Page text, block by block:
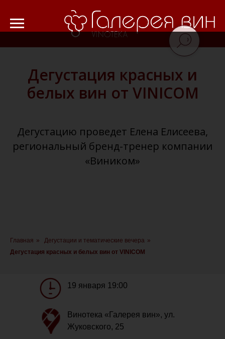
Дегустация красных и
белых вин от VINICOM
Дегустацию проведет Елена Елисеева,
региональный бренд-тренер компании
«Виником»
Главная » Дегустации и тематические вечера »
Дегустация красных и белых вин от VINICOM
19 января 19:00
Винотека «Галерея вин», ул.
Жуковского, 25